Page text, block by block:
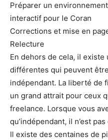
Préparer un
interactif pour le Coran
Corrections et mise en
Relecture
En dehors de cela, il existe
différentes qui peuvent
indépendant. La liberté de
un grand attrait pour ceux
freelance. Lorsque vous
qu’indépendant, il n’est
Il existe des centaines de